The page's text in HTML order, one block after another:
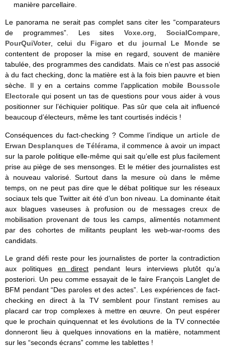
manière parcellaire.
Le panorama ne serait pas complet sans citer les “comparateurs
de programmes”. Les sitesVoxe.org,SocialCompare,
PourQuiVoter, celui du Figaro etdu journal Le Mondese
contentent de proposer la mise en regard, souvent de manière
tabulée, des programmes des candidats. Mais ce n’est pas associé
à du fact checking, donc la matière est à la fois bien pauvre et bien
sèche. Il y en a certains comme l’application mobile Boussole
Electorale qui posent un tas de questions pour vous aider à vous
positionner sur l’échiquier politique. Pas sûr que cela ait influencé
beaucoup d’électeurs, même les tant courtisés indécis !
Conséquences du fact-checking ? Comme l’indique un article de
Erwan Desplanques de Télérama , il commence à avoir un impact
sur la parole politique elle-même qui sait qu’elle est plus facilement
prise au piège de ses mensonges. Et le métier des journalistes est
à nouveau valorisé. Surtout dans la mesure où dans le même
temps, on ne peut pas dire que le débat politique sur les réseaux
sociaux tels que Twitter ait été d’un bon niveau. La dominante était
aux blagues vaseuses à profusion ou de messages creux de
mobilisation provenant de tous les camps, alimentés notamment
par des cohortes de militants peuplant les web-war-rooms des
candidats.
Le grand défi reste pour les journalistes de porter la contradiction
aux politiques en direct pendant leurs interviews plutôt qu’a
posteriori. Un peu comme essayait de le faire François Langlet de
BFM pendant “Des paroles et des actes”. Les expériences de fact-
checking en direct à la TV semblent pour l’instant remises au
placard car trop complexes à mettre en œuvre. On peut espérer
que le prochain quinquennat et les évolutions de la TV connectée
donneront lieu à quelques innovations en la matière, notamment
sur les “seconds écrans” comme les tablettes !